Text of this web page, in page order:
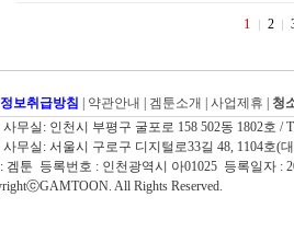
1 2
보취급방침 약관안내 겜툰소개 사업제휴
청
사무실: 인천시 부평구 굴포로 158 502동 1802호 /
무실: 서울시 구로구 디지털로33길 48, 1104호(
겜툰 등록번호 : 인천광역시 아01025 등록일자 :
All Rights Reserved.